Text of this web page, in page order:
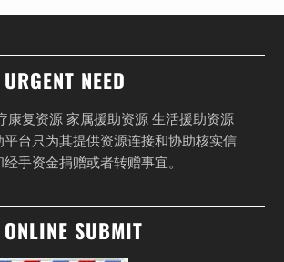
NEED
康复资源 家属援助资源 生活援助资源
台只为其提供资源连接和协助核实信
手资金捐赠或者转赠事宜。
SUBMIT